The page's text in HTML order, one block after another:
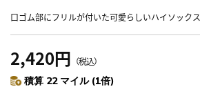
口ゴム部にフリルが付いた可愛らしいハイソックス
2,420円 （税込）
積算 22 マイル (1倍)